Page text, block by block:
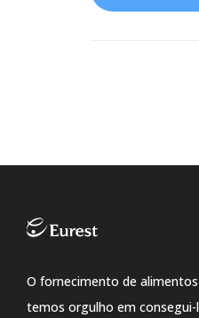
O fornecimento de
temos orgulho em